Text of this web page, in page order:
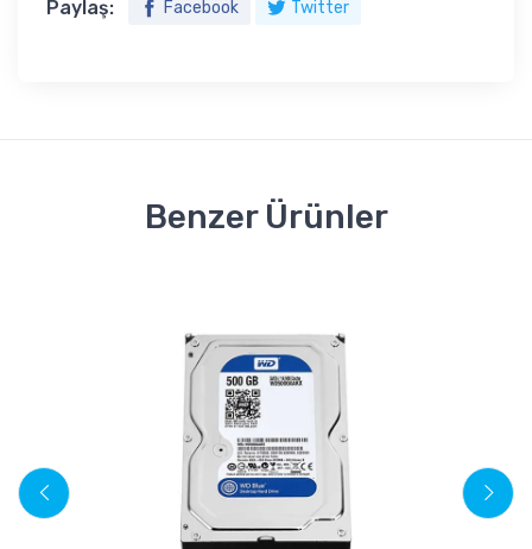
Paylaş: Facebook Twitter
Benzer Ürünler